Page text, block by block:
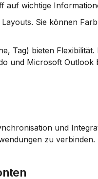
auf wichtige
Layouts. Sie können
Tag) bieten
und Microsoft Outlook
und
zu verbinden.